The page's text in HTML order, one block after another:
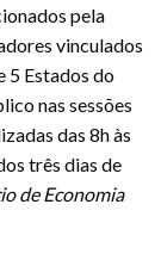
pela
vinculados
5 Estados do
nas sessões
das 8h às
três dias de
de Economia